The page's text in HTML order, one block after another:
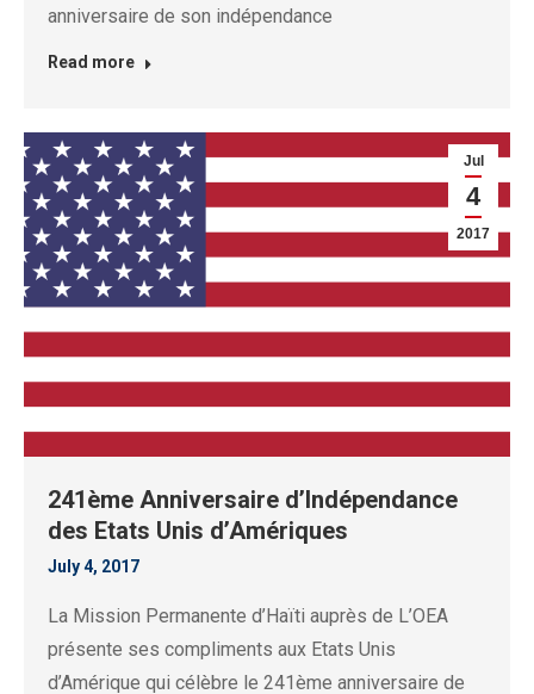
anniversaire de son indépendance
Read more
Jul
4
2017
241ème Anniversaire d’Indépendance
des Etats Unis d’Amériques
July 4, 2017
La Mission Permanente d’Haïti auprès de L’OEA
présente ses compliments aux Etats Unis
d’Amérique qui célèbre le 241ème anniversaire de